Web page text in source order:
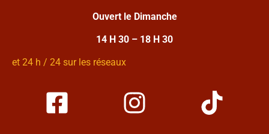
Ouvert le Dimanche
14 H 30 – 18 H 30
et 24 h / 24 sur les réseaux